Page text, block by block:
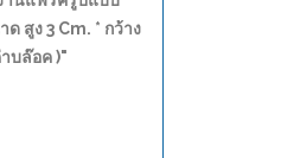
สูง 3 Cm. * กว้าง
บล๊อค )"